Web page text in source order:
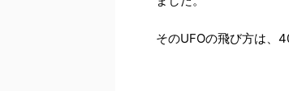
そのUFOの飛び方は、